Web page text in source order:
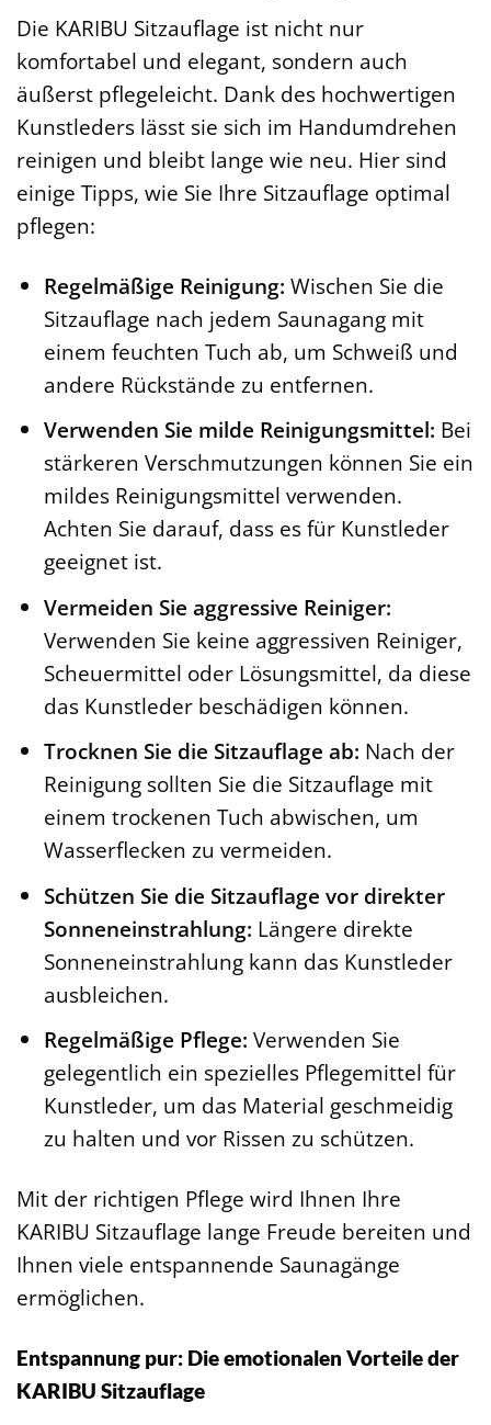
Die KARIBU Sitzauflage ist nicht nur
komfortabel und elegant, sondern auch
äußerst pflegeleicht. Dank des hochwertigen
Kunstleders lässt sie sich im Handumdrehen
reinigen und bleibt lange wie neu. Hier sind
einige Tipps, wie Sie Ihre Sitzauflage optimal
pflegen:
Regelmäßige Reinigung: Wischen Sie die
Sitzauflage nach jedem Saunagang mit
einem feuchten Tuch ab, um Schweiß und
andere Rückstände zu entfernen.
Verwenden Sie milde Reinigungsmittel: Bei
stärkeren Verschmutzungen können Sie ein
mildes Reinigungsmittel verwenden.
Achten Sie darauf, dass es für Kunstleder
geeignet ist.
Vermeiden Sie aggressive Reiniger:
Verwenden Sie keine aggressiven Reiniger,
Scheuermittel oder Lösungsmittel, da diese
das Kunstleder beschädigen können.
Trocknen Sie die Sitzauflage ab: Nach der
Reinigung sollten Sie die Sitzauflage mit
einem trockenen Tuch abwischen, um
Wasserflecken zu vermeiden.
Schützen Sie die Sitzauflage vor direkter
Sonneneinstrahlung: Längere direkte
Sonneneinstrahlung kann das Kunstleder
ausbleichen.
Regelmäßige Pflege: Verwenden Sie
gelegentlich ein spezielles Pflegemittel für
Kunstleder, um das Material geschmeidig
zu halten und vor Rissen zu schützen.
Mit der richtigen Pflege wird Ihnen Ihre
KARIBU Sitzauflage lange Freude bereiten und
Ihnen viele entspannende Saunagänge
ermöglichen.
Entspannung pur: Die emotionalen Vorteile der
KARIBU Sitzauflage